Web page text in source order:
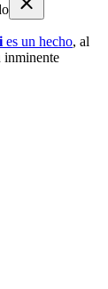
es un hecho, al
inminente